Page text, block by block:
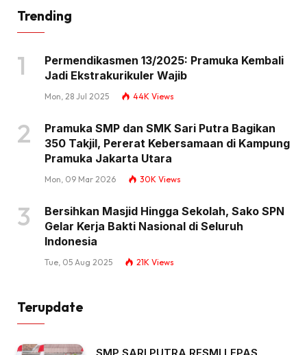
Trending
Permendikasmen 13/2025: Pramuka Kembali
Jadi Ekstrakurikuler Wajib
Mon, 28 Jul 2025 44K Views
Pramuka SMP dan SMK Sari Putra Bagikan
350 Takjil, Pererat Kebersamaan di Kampung
Pramuka Jakarta Utara
Mon, 09 Mar 2026 30K Views
Bersihkan Masjid Hingga Sekolah, Sako SPN
Gelar Kerja Bakti Nasional di Seluruh
Indonesia
Tue, 05 Aug 2025 21K Views
Terupdate